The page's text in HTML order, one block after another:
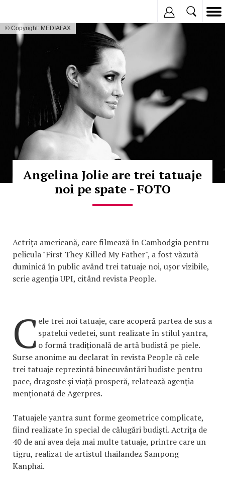
© Copyright: MEDIAFAX
Angelina Jolie are trei tatuaje
noi pe spate - FOTO
Actrița americană, care filmează în Cambodgia pentru
pelicula "First They Killed My Father", a fost văzută
duminică în public având trei tatuaje noi, ușor vizibile,
scrie agenţia UPI, citând revista People.
C ele trei noi tatuaje, care acoperă partea de sus a
spatelui vedetei, sunt realizate în stilul yantra,
o formă tradițională de artă budistă pe piele.
Surse anonime au declarat în revista People că cele
trei tatuaje reprezintă binecuvântări budiste pentru
pace, dragoste și viață prosperă, relatează agenţia
menţionată de Agerpres.
Tatuajele yantra sunt forme geometrice complicate,
fiind realizate în special de călugări budiști. Actrița de
40 de ani avea deja mai multe tatuaje, printre care un
tigru, realizat de artistul thailandez Sampong
Kanphai.